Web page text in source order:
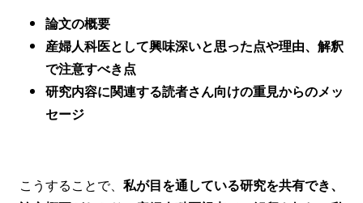
論文の概要
産婦人科医として興味深いと思った点や理由、解釈
で注意すべき点
研究内容に関連する読者さん向けの重見からのメッ
セージ
こうすることで、 私が目を通している研究を共有でき、